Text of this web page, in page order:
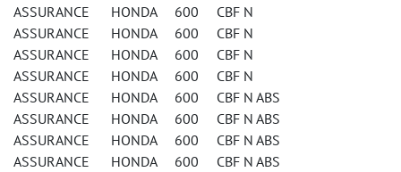
ASSURANCE HONDA 600 CBF N
ASSURANCE HONDA 600 CBF N
ASSURANCE HONDA 600 CBF N
ASSURANCE HONDA 600 CBF N
ASSURANCE HONDA 600 CBF N ABS
ASSURANCE HONDA 600 CBF N ABS
ASSURANCE HONDA 600 CBF N ABS
ASSURANCE HONDA 600 CBF N ABS